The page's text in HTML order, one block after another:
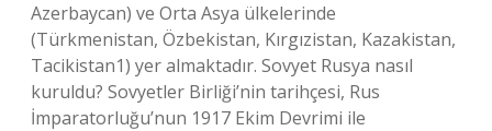
Azerbaycan) ve Orta Asya ülkelerinde
(Türkmenistan, Özbekistan, Kırgızistan, Kazakistan,
Tacikistan1) yer almaktadır. Sovyet Rusya nasıl
kuruldu? Sovyetler Birliği’nin tarihçesi, Rus
İmparatorluğu’nun 1917 Ekim Devrimi ile